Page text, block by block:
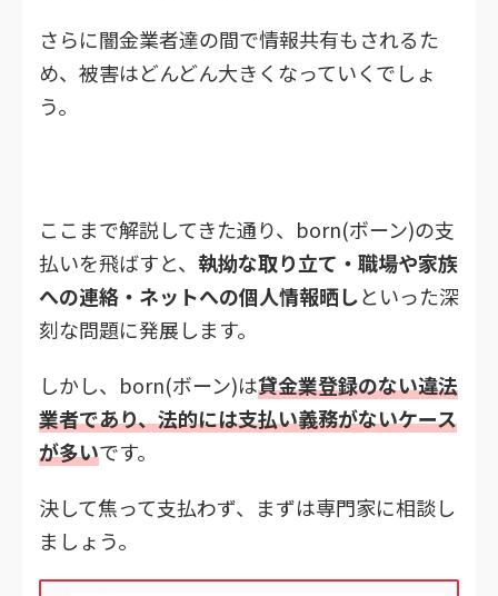
さらに闇金業者達の間で情報共有もされるた
め、被害はどんどん大きくなっていくでしょ
う。
ここまで解説してきた通り、born(ボーン)の支
払いを飛ばすと、 執拗な取り立て・職場や家族
への連絡・ネットへの個人情報晒しといった深
刻な問題に発展します。
しかし、born(ボーン)は貸金業登録のない違法
業者であり、法的には支払い義務がないケース
が多いです。
決して焦って支払わず、まずは専門家に相談し
ましょう。